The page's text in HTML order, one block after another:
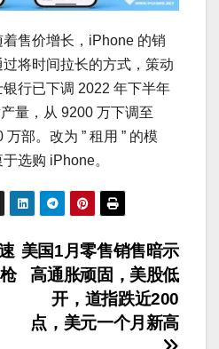
售价增长，iPhone 的销
将时间拉长的方式，策动
行已下调 2022 年下半年
量，从 9200 万下调至
部。改为 ” 租用 ” 的模
选购 iPhone。
美国1月零售销售暗示
高通胀顽固，美股低
开，道指跌近200
点，美元一个月新高